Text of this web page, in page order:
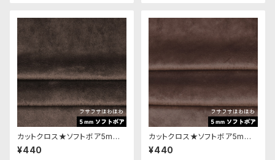
カットクロス★ソフトボア5mm
(ダークブラウン)LB029 ボア生
地 50cm × 45cm
¥440
カットクロス★ソフトボア5mm
(ダークココア)LB038 ボア生
地 50cm × 45cm
¥440